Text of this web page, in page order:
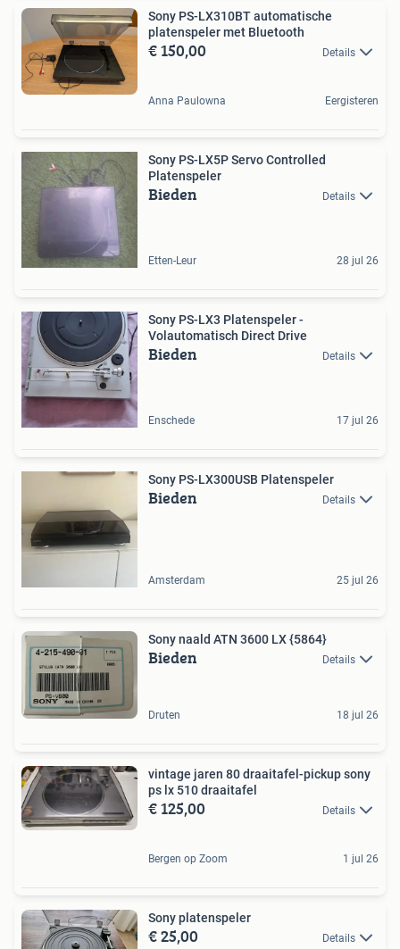
Sony PS-LX310BT automatische
platenspeler met Bluetooth
€ 150,00 Details
Anna Paulowna Eergisteren
Sony PS-LX5P Servo Controlled
Platenspeler
Bieden Details
Etten-Leur 28 jul 26
Sony PS-LX3 Platenspeler -
Volautomatisch Direct Drive
Bieden Details
Enschede 17 jul 26
Sony PS-LX300USB Platenspeler
Bieden Details
Amsterdam 25 jul 26
Sony naald ATN 3600 LX {5864}
Bieden Details
Druten 18 jul 26
vintage jaren 80 draaitafel-pickup sony
ps lx 510 draaitafel
€ 125,00 Details
Bergen op Zoom 1 jul 26
Sony platenspeler
€ 25,00 Details